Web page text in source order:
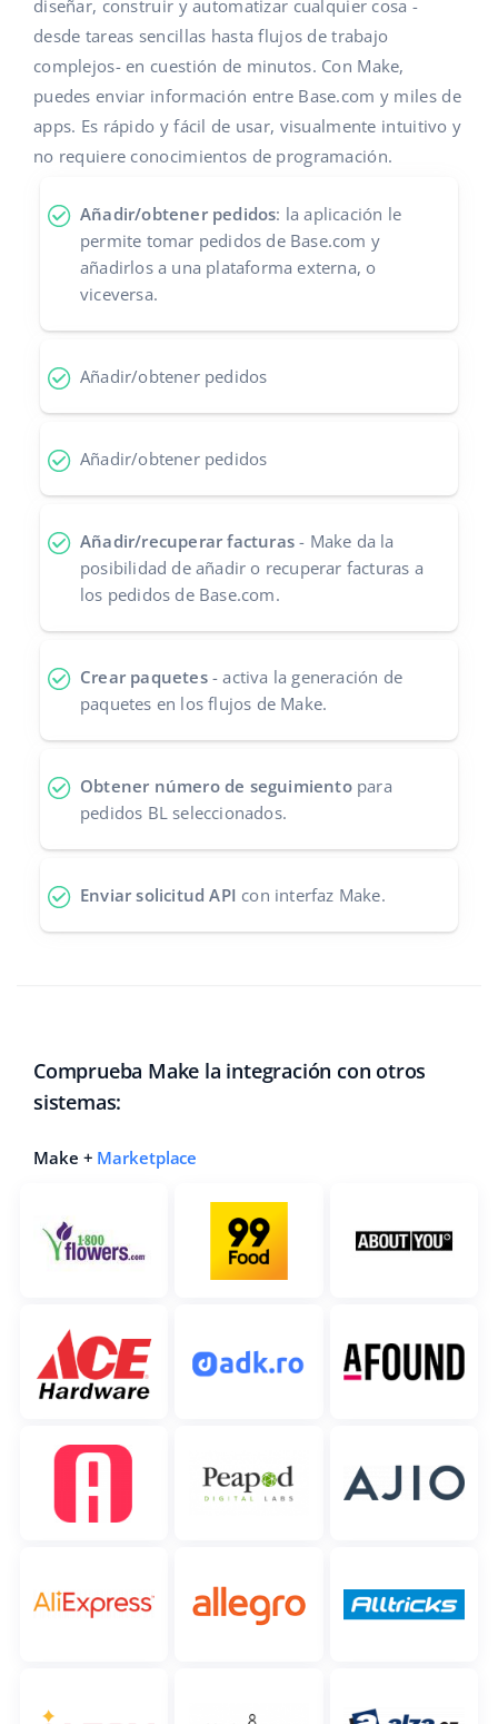
Automatizaciones
Base Connect
IA para e-commerce
Hogar y jardinería
Productos infantiles
Electrónica
Piezas de automóviles
Supermercado
Salud y belleza
Ayuda
Base Academy
Implementación de sistemas
Auditoría de cuentas
Otros
Contáctanos
english (US)
english (GB)
english (IN)
deutsch
Ελληνικά
español (AR)
español (MX)
polski
português (BR)
română
中文
diseñar, construir y automatizar cualquier cosa -
desde tareas sencillas hasta flujos de trabajo
complejos- en cuestión de minutos. Con Make,
puedes enviar información entre Base.com y miles de
apps. Es rápido y fácil de usar, visualmente intuitivo y
no requiere conocimientos de programación.
Añadir/obtener pedidos: la aplicación le
permite tomar pedidos de Base.com y
añadirlos a una plataforma externa, o
viceversa.
Añadir/obtener pedidos
Añadir/obtener pedidos
Añadir/recuperar facturas - Make da la
posibilidad de añadir o recuperar facturas a
los pedidos de Base.com.
Crear paquetes- activa la generación de
paquetes en los flujos de Make.
Obtener número de seguimientopara
pedidos BL seleccionados.
Enviar solicitud API con interfaz Make.
Comprueba Make la integración con otros
sistemas:
Make + Marketplace